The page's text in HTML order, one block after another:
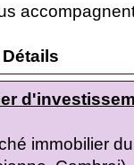
Détails
immobilier